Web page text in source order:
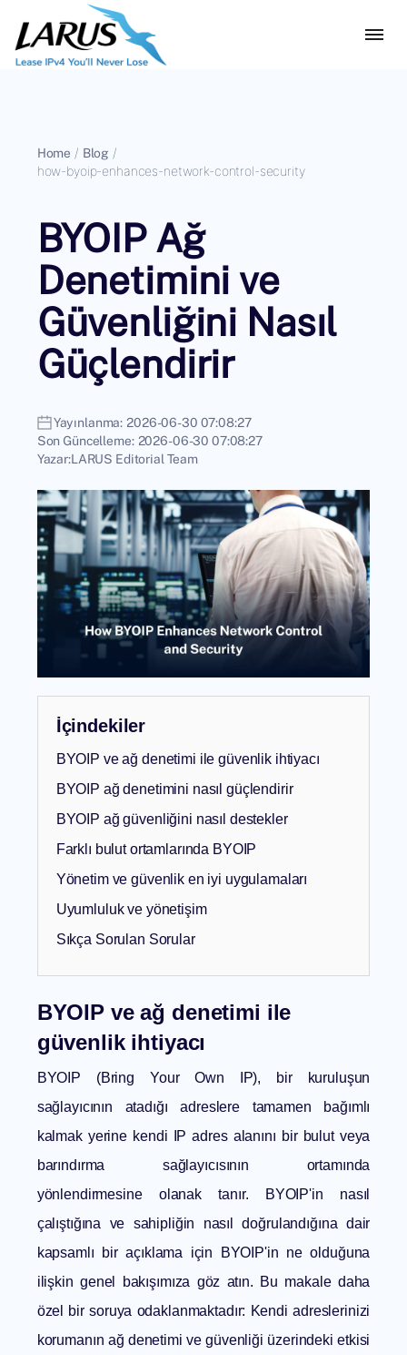
Home / Blog /
how-byoip-enhances-network-control-security
BYOIP Ağ
Denetimini ve
Güvenliğini Nasıl
Güçlendirir
Yayınlanma: 2026-06-30 07:08:27
Son Güncelleme: 2026-06-30 07:08:27
Yazar:LARUS Editorial Team
İçindekiler
BYOIP ve ağ denetimi ile güvenlik ihtiyacı
BYOIP ağ denetimini nasıl güçlendirir
BYOIP ağ güvenliğini nasıl destekler
Farklı bulut ortamlarında BYOIP
Yönetim ve güvenlik en iyi uygulamaları
Uyumluluk ve yönetişim
Sıkça Sorulan Sorular
BYOIP ve ağ denetimi ile
güvenlik ihtiyacı
BYOIP (Bring Your Own IP), bir kuruluşun
sağlayıcının atadığı adreslere tamamen bağımlı
kalmak yerine kendi IP adres alanını bir bulut veya
barındırma sağlayıcısının ortamında
yönlendirmesine olanak tanır. BYOIP'in nasıl
çalıştığına ve sahipliğin nasıl doğrulandığına dair
kapsamlı bir açıklama için
BYOIP'in ne olduğuna
ilişkin genel bakışımıza göz atın. Bu makale daha
özel bir soruya odaklanmaktadır: Kendi adreslerinizi
korumanın ağ denetimi ve güvenliği üzerindeki etkisi